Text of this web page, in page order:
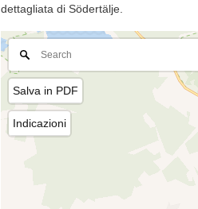
dettagliata di Södertälje.
Salva in PDF
Indicazioni